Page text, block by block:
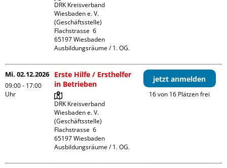
DRK Kreisverband
Wiesbaden e. V.
(Geschäftsstelle)
Flachstrasse  6
65197 Wiesbaden
Ausbildungsräume / 1. OG.
Mi. 02.12.2026
09:00 - 17:00
Uhr
Erste Hilfe / Ersthelfer
in Betrieben
DRK Kreisverband
Wiesbaden e. V.
(Geschäftsstelle)
Flachstrasse  6
65197 Wiesbaden
Ausbildungsräume / 1. OG.
jetzt anmelden
16 von 16 Plätzen frei